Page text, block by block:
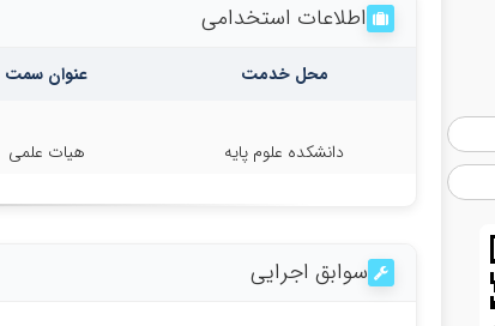
اطلاعات استخدامی
محل خدمت عنوان سمت
دانشکده علوم پایه هیات علمی
سوابق اجرایی